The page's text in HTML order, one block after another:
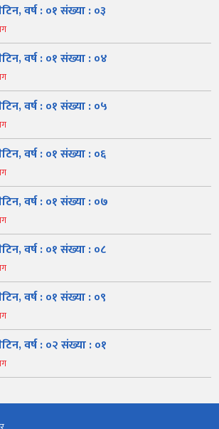
वर्ष : ०१ संख्या : ०३
वर्ष : ०१ संख्या : ०४
वर्ष : ०१ संख्या : ०५
वर्ष : ०१ संख्या : ०६
वर्ष : ०१ संख्या : ०७
वर्ष : ०१ संख्या : ०८
वर्ष : ०१ संख्या : ०९
वर्ष : ०२ संख्या : ०१
सहायक । यहाँहरुलाई म कसरी सहायता गर्न सक्छु भनेर हेर्न कृपया बटनहरुमा
थिच्नुहोस्।
सूचना
मापदण्ड